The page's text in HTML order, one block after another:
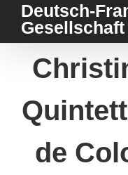
Deutsch-
de